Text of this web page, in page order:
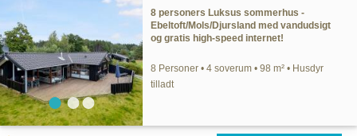
8 personers Luksus sommerhus -
Ebeltoft/Mols/Djursland med vandudsigt
og gratis high-speed internet!
8 Personer • 4 soverum • 98 m² • Husdyr
tilladt